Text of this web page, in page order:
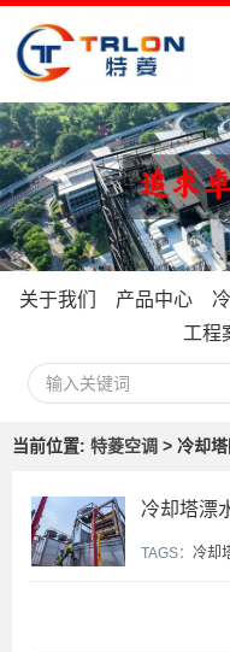
关于我们 产品中心
工程
当前位置: 特菱空调 > 冷却
冷却塔漂
TAGS： 冷却